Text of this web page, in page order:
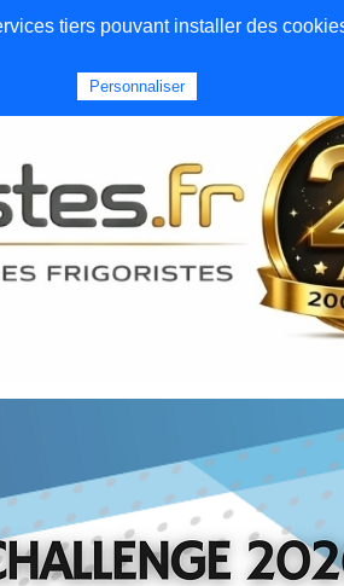
Emploi Qui sommes
tiers pouvant installer des
Personnaliser